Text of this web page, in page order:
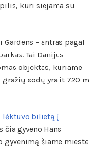
pilis, kuri siejama su
– antras pagal
Tai Danijos
objektas, kuriame
sodų yra it 720 m
lėktuvo bilietą į
čia gyveno Hans
gyvenimą šiame mieste